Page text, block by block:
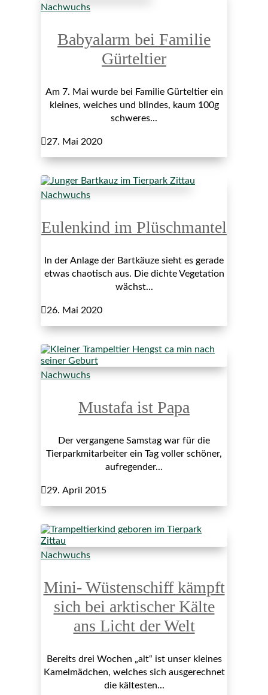
Nachwuchs
Babyalarm bei Familie
Gürteltier
Am 7. Mai wurde bei Familie Gürteltier ein
kleines, weiches und blindes, kaum 100g
schweres...
27. Mai 2020
Nachwuchs
Eulenkind im Plüschmantel
In der Anlage der Bartkäuze sieht es gerade
etwas chaotisch aus. Die dichte Vegetation
wächst...
26. Mai 2020
Nachwuchs
Mustafa ist Papa
Der vergangene Samstag war für die
Tierparkmitarbeiter ein Tag voller schöner,
aufregender...
29. April 2015
Nachwuchs
Mini- Wüstenschiff kämpft
sich bei arktischer Kälte
ans Licht der Welt
Bereits drei Wochen „alt“ ist unser kleines
Kamelmädchen, welches sich ausgerechnet
die kältesten...